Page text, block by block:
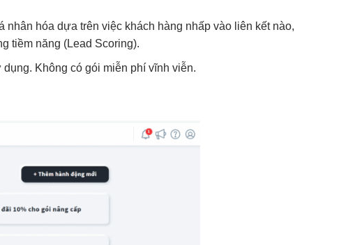
hóa dựa trên việc khách hàng nhấp vào liên kết nào,
tiềm năng (Lead Scoring).
Không có gói miễn phí vĩnh viễn.